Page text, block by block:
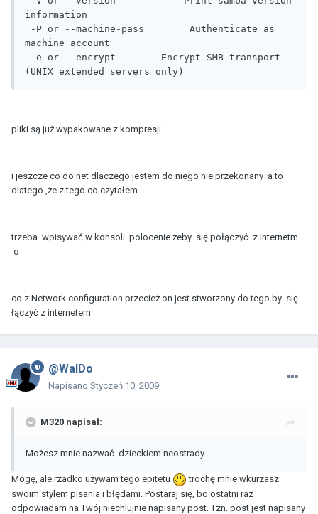
information
-P or --machine-pass        Authenticate as
machine account
-e or --encrypt        Encrypt SMB transport
(UNIX extended servers only)
pliki są już wypakowane z kompresji
i jeszcze co do net dlaczego jestem do niego nie przekonany a to
dlatego ,że z tego co czytałem
trzeba wpisywać w konsoli polocenie żeby się połączyć z internetm
o
co z Network configuration przecież on jest stworzony do tego by się
łączyć z internetem
@WalDo
Napisano Styczeń 10, 2009
M320 napisał:
Możesz mnie nazwać dzieckiem neostrady
Mogę, ale rzadko używam tego epitetu
trochę mnie wkurzasz
swoim stylem pisania i błędami. Postaraj się, bo ostatni raz
odpowiadam na Twój niechlujnie napisany post. Tzn. post jest napisany